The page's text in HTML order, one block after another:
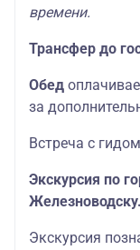
времени.
Трансфер до
Обед
за
Встреча с
Экскурсия по
Железноводску.
Экскурсия